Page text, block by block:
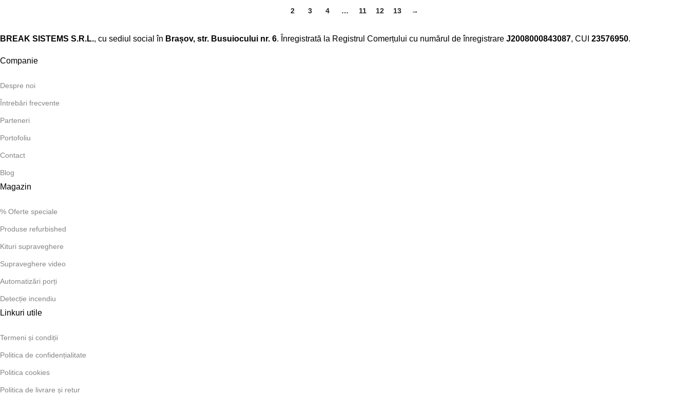
2 3 4 … 11 12 13 →
BREAK SISTEMS S.R.L., cu sediul social în Brașov, str. Busuiocului nr. 6. Înregistrată la Registrul Comerțului cu numărul de înregistrare J2008000843087, CUI 23576950.​
Companie
Despre noi
Întrebări frecvente
Parteneri
Portofoliu
Contact
Blog
Magazin
% Oferte speciale
Produse refurbished
Kituri supraveghere
Supraveghere video
Automatizări porți
Detecție incendiu
Linkuri utile
Termeni și condiții
Politica de confidențialitate
Politica cookies
Politica de livrare și retur